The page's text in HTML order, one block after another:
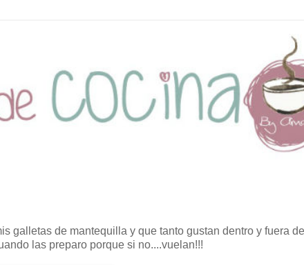
galletas de mantequilla y que tanto gustan dentro y fuera
las preparo porque si no....vuelan!!!